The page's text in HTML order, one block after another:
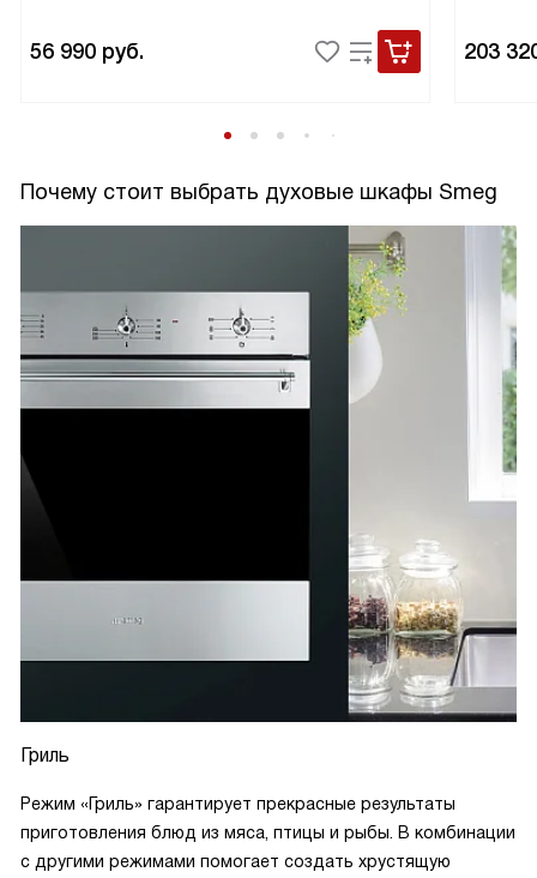
56 990 руб. 203
Почему стоит выбрать духовые шкафы Smeg
Гриль
Режим «Гриль» гарантирует прекрасные результаты
приготовления блюд из мяса, птицы и рыбы. В комбинации
с другими режимами помогает создать хрустящую